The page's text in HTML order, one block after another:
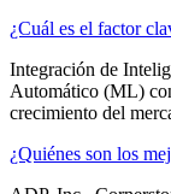
¿Cuál es el factor
Integración de
Automático (ML)
crecimiento del
¿Quiénes son los